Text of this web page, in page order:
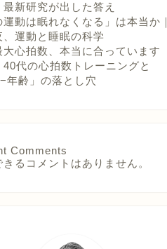
最新研究が出した答え
運動は眠れなくなる」は本当か｜
、運動と睡眠の科学
大心拍数、本当に合っています
40代の心拍数トレーニングと
年齢」の落とし穴
Comments
るコメントはありません。